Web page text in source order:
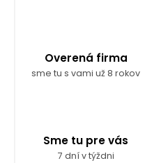
Overená firma
sme tu s vami už 8 rokov
Sme tu pre vás
7 dní v týždni